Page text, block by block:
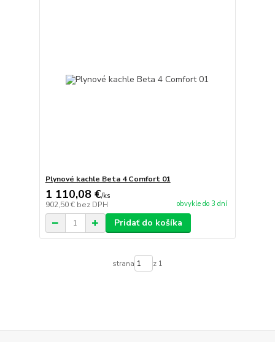
Plynové kachle Beta 4 Comfort 01
1 110,08 €/ks
902,50 € bez DPH obvykle do 3 dní
Pridať do košíka
strana z 1